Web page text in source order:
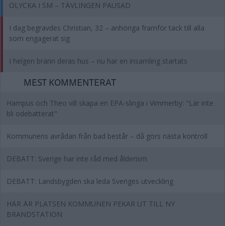
OLYCKA I SM – TÄVLINGEN PAUSAD
I dag begravdes Christian, 32 – anhöriga framför tack till alla
som engagerat sig
I helgen brann deras hus – nu har en insamling startats
MEST KOMMENTERAT
Hampus och Theo vill skapa en EPA-slinga i Vimmerby: "Lär inte
bli odebatterat"
Kommunens avrådan från bad består – då görs nästa kontroll
DEBATT: Sverige har inte råd med ålderism
DEBATT: Landsbygden ska leda Sveriges utveckling
HÄR ÄR PLATSEN KOMMUNEN PEKAR UT TILL NY
BRANDSTATION